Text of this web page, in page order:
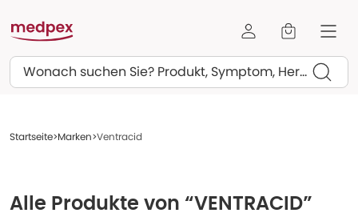
Suchen
Startseite Marken Ventracid
Alle Produkte von “VENTRACID”